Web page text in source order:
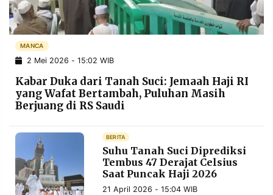
POLICY WARGA
INFORMASI
IKLAN
KIRIM
PENGADUAN TERM
OF
SERVICE
IKUTI
KAMI
MANCA
2 Mei 2026 - 15:02 WIB
Kabar Duka dari Tanah Suci: Jemaah Haji RI
yang Wafat Bertambah, Puluhan Masih
Berjuang di RS Saudi
BERITA
Suhu Tanah Suci Diprediksi
Tembus 47 Derajat Celsius
Saat Puncak Haji 2026
21 April 2026 - 15:04 WIB